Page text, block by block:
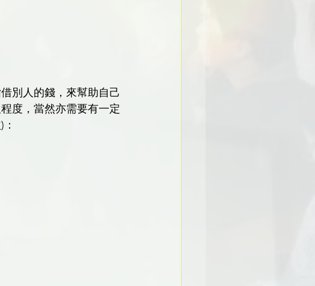
別人的錢，來幫助自己
度，當然亦需要有一定